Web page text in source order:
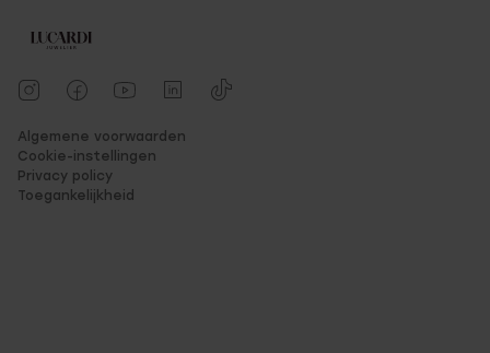
Algemene voorwaarden
Cookie-instellingen
Privacy policy
Toegankelijkheid